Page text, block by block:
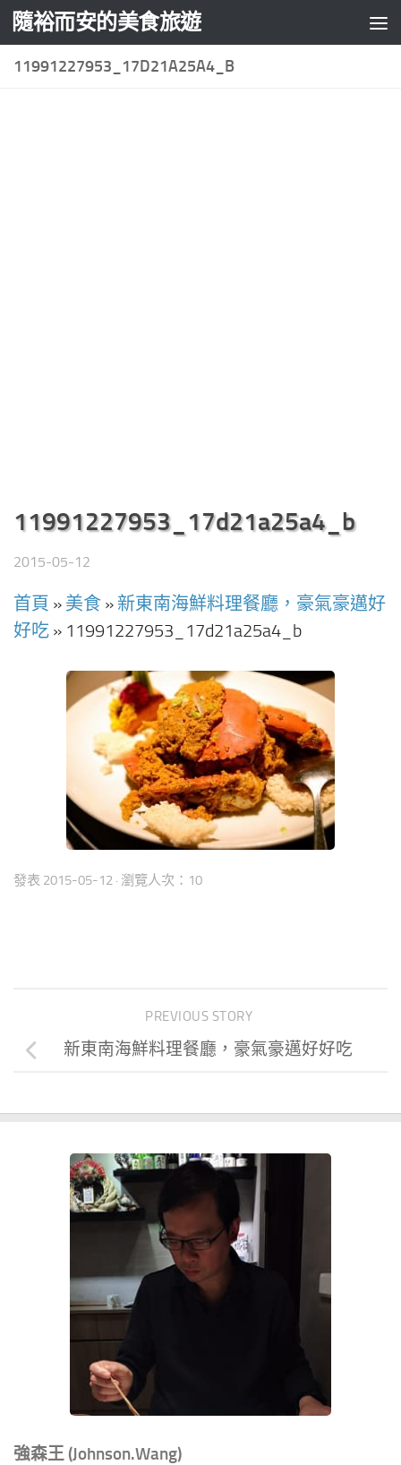
Skip to content
隨裕而安的美食旅遊
11991227953_17D21A25A4_B
11991227953_17d21a25a4_b
2015-05-12
首頁 » 美食 » 新東南海鮮料理餐廳，豪氣豪邁好
好吃 » 11991227953_17d21a25a4_b
發表 2015-05-12 · 瀏覽人次：10
PREVIOUS STORY
新東南海鮮料理餐廳，豪氣豪邁好好吃
強森王 (Johnson.Wang)